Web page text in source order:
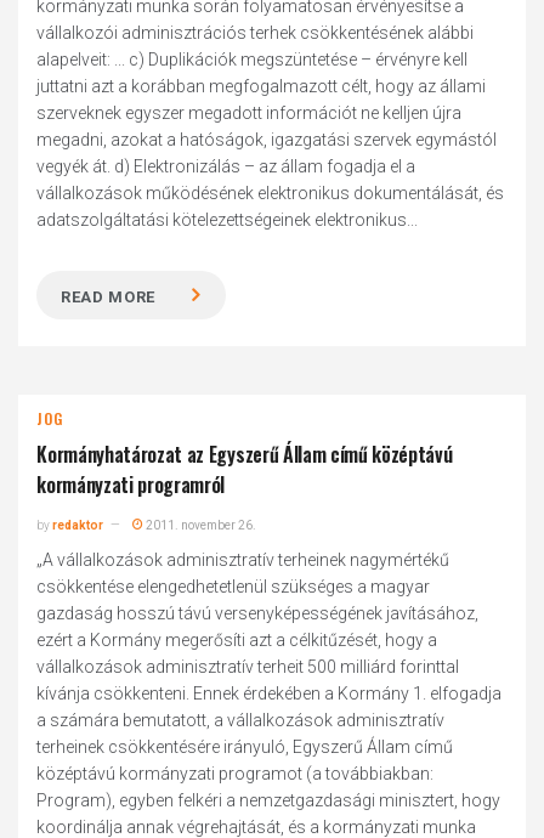
kormányzati munka során folyamatosan érvényesítse a
vállalkozói adminisztrációs terhek csökkentésének alábbi
alapelveit: ... c) Duplikációk megszüntetése – érvényre kell
juttatni azt a korábban megfogalmazott célt, hogy az állami
szerveknek egyszer megadott információt ne kelljen újra
megadni, azokat a hatóságok, igazgatási szervek egymástól
vegyék át. d) Elektronizálás – az állam fogadja el a
vállalkozások működésének elektronikus dokumentálását, és
adatszolgáltatási kötelezettségeinek elektronikus...
READ MORE
JOG
Kormányhatározat az Egyszerű Állam című középtávú
kormányzati programról
byredaktor 2011. november 26.
„A vállalkozások adminisztratív terheinek nagymértékű
csökkentése elengedhetetlenül szükséges a magyar
gazdaság hosszú távú versenyképességének javításához,
ezért a Kormány megerősíti azt a célkitűzését, hogy a
vállalkozások adminisztratív terheit 500 milliárd forinttal
kívánja csökkenteni. Ennek érdekében a Kormány 1. elfogadja
a számára bemutatott, a vállalkozások adminisztratív
terheinek csökkentésére irányuló, Egyszerű Állam című
középtávú kormányzati programot (a továbbiakban:
Program), egyben felkéri a nemzetgazdasági minisztert, hogy
koordinálja annak végrehajtását, és a kormányzati munka